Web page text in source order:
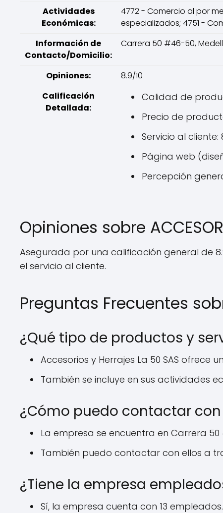
Actividades
Económicas:
4772 - Comercio al por
especializados; 4751 -
Información de
Contacto/Domicilio:
Carrera 50 #46-50,
Opiniones:
8.9/10
Calificación
Detallada:
Calidad de
Precio de
Servicio al cliente:
Página web
Percepción
Opiniones sobre
Asegurada por una calificación general de
el servicio al cliente.
Preguntas Frecuentes
¿Qué tipo de productos y
Accesorios y Herrajes La 50 SAS
También se incluye en sus actividades
¿Cómo puedo contactar
La empresa se encuentra en Carrera
También puedo contactar con ellos a
¿Tiene la empresa
Sí, la empresa cuenta con 13 empleados.